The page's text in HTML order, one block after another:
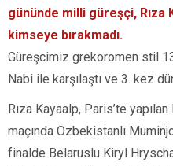
gününde milli güreşçi, Rıza
kimseye bırakmadı.
Güreşcimiz grekoromen stil
Nabi ile karşılaştı ve 3. kez
Rıza Kayaalp, Paris’te
maçında Özbekistanlı
finalde Belaruslu Kiryl